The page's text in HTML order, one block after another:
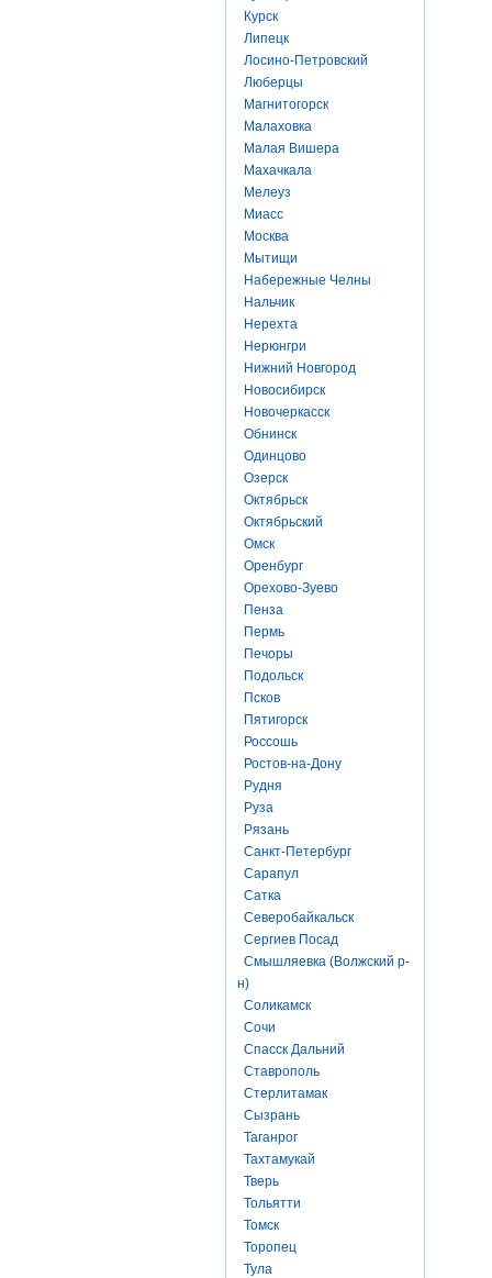
Курск
Липецк
Лосино-Петровский
Люберцы
Магнитогорск
Малаховка
Малая Вишера
Махачкала
Мелеуз
Миасс
Москва
Мытищи
Набережные Челны
Нальчик
Нерехта
Нерюнгри
Нижний Новгород
Новосибирск
Новочеркасск
Обнинск
Одинцово
Озерск
Октябрьск
Октябрьский
Омск
Оренбург
Орехово-Зуево
Пенза
Пермь
Печоры
Подольск
Псков
Пятигорск
Россошь
Ростов-на-Дону
Рудня
Руза
Рязань
Санкт-Петербург
Сарапул
Сатка
Северобайкальск
Сергиев Посад
Смышляевка (Волжский р-
н)
Соликамск
Сочи
Спасск Дальний
Ставрополь
Стерлитамак
Сызрань
Таганрог
Тахтамукай
Тверь
Тольятти
Томск
Торопец
Тула